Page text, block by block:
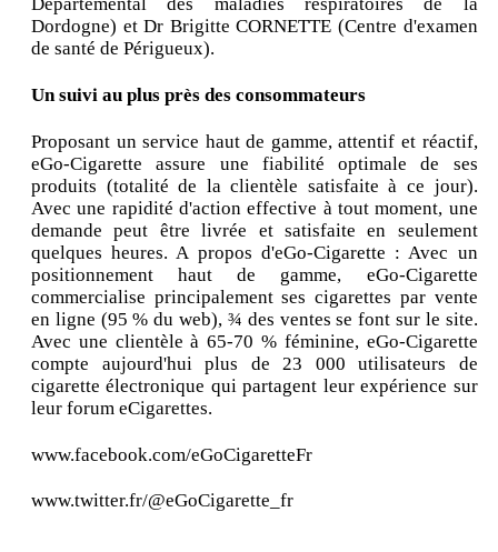
Dordogne) et Dr Brigitte CORNETTE (Centre d'examen
de santé de Périgueux).
Un suivi au plus près des consommateurs
Proposant un service haut de gamme, attentif et réactif,
eGo-Cigarette assure une fiabilité optimale de ses
produits (totalité de la clientèle satisfaite à ce jour).
Avec une rapidité d'action effective à tout moment, une
demande peut être livrée et satisfaite en seulement
quelques heures. A propos d'eGo-Cigarette : Avec un
positionnement haut de gamme, eGo-Cigarette
commercialise principalement ses cigarettes par vente
en ligne (95 % du web), ¾ des ventes se font sur le site.
Avec une clientèle à 65-70 % féminine, eGo-Cigarette
compte aujourd'hui plus de 23 000 utilisateurs de
cigarette électronique qui partagent leur expérience sur
leur forum eCigarettes.
www.facebook.com/eGoCigaretteFr
www.twitter.fr/@eGoCigarette_fr